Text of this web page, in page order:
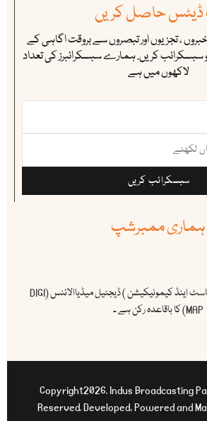
ڈیٹس حاصل کریں
، تجزیوں اور تبصروں سے بروقت اگاہی کے
سبسکرائب کریں. ہمارے سبسکرائبرز کی تعداد
لاکھوں میں ہے
سبسکرائب کریں
ہماری ممبرشپ
آئی بی سی ( انڈس براڈ کاسٹ اینڈ کیمونیکیشن ) ڈیجٹیل میڈیاالائنس (DIGI
MAP) کا باقاعدہ رکن ہے ۔
Copyright2026. Indus Broadcasting
Reserved. Developed, Powered and